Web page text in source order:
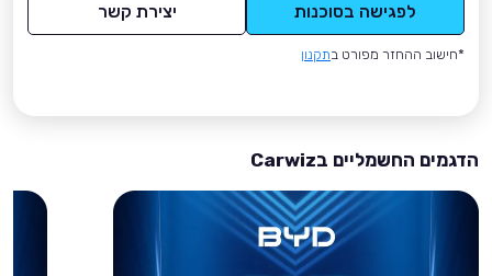
לפגישה בסוכנות יצירת קשר
*חישוב ההחזר מפורט בתקנון
הדגמים החשמליים בCarwiz